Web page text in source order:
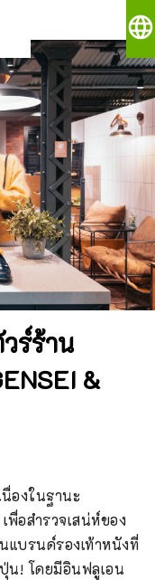
language
ร์ร้าน
&
องในฐานะ
อสำรวจเสน่ห์ของ
นแบรนด์รองเท้าหนังที่
น! โดยมีอินฟลูเอน